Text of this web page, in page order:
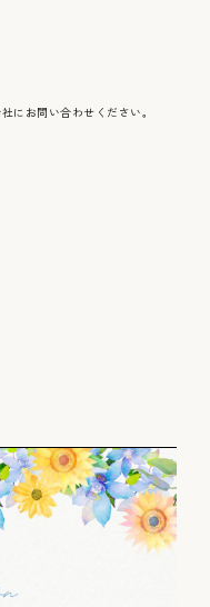
にお問い合わせください。